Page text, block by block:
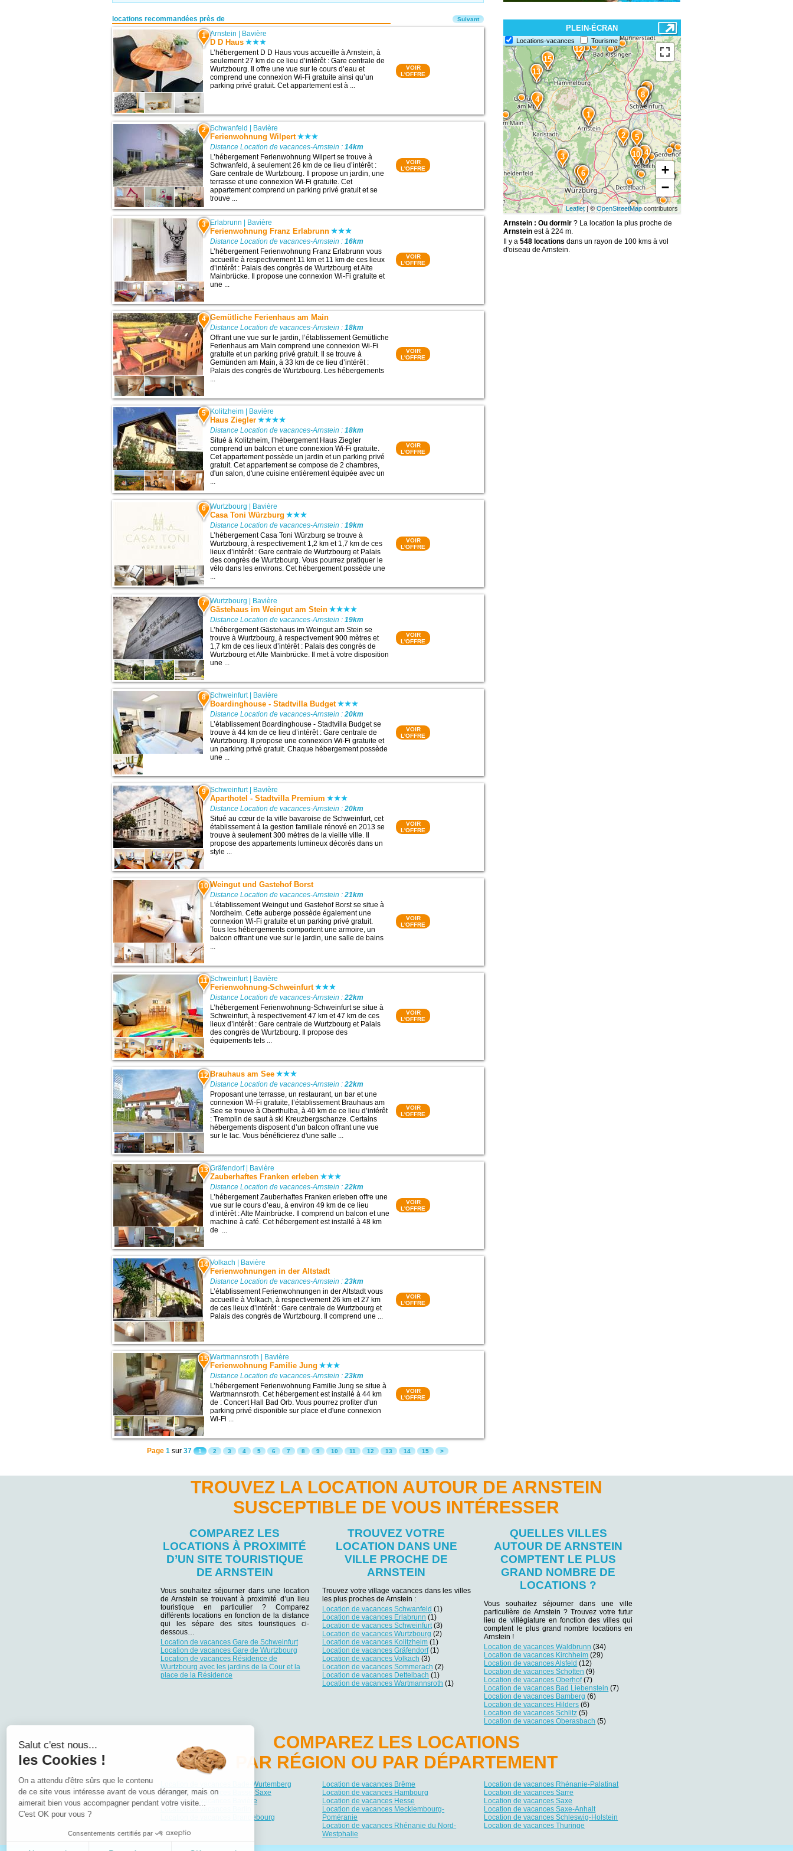
locations recommandées près de
1 Arnstein | Bavière
D D Haus
L’hébergement D D Haus vous accueille à Arnstein, à
seulement 27 km de ce lieu d’intérêt : Gare centrale de
Wurtzbourg. Il offre une vue sur le cours d’eau et
comprend une connexion Wi-Fi gratuite ainsi qu’un
parking privé gratuit. Cet appartement est à ...
VOIR
L'OFFRE
2 Schwanfeld | Bavière
Ferienwohnung Wilpert
Distance Location de vacances-Arnstein :14km
L’hébergement Ferienwohnung Wilpert se trouve à
Schwanfeld, à seulement 26 km de ce lieu d’intérêt :
Gare centrale de Wurtzbourg. Il propose un jardin, une
terrasse et une connexion Wi-Fi gratuite. Cet
appartement comprend un parking privé gratuit et se
trouve ...
VOIR
L'OFFRE
3 Erlabrunn Bavière
Ferienwohnung Franz Erlabrunn
Distance Location de vacances-Arnstein :16km
L’hébergement Ferienwohnung Franz Erlabrunn vous
accueille à respectivement 11 km et 11 km de ces lieux
d’intérêt : Palais des congrès de Wurtzbourg et Alte
Mainbrücke. Il propose une connexion Wi-Fi gratuite et
une ...
VOIR
L'OFFRE
4 Gemütliche Ferienhaus am Main
Distance Location de vacances-Arnstein :18km
Offrant une vue sur le jardin, l’établissement Gemütliche
Ferienhaus am Main comprend une connexion Wi-Fi
gratuite et un parking privé gratuit. Il se trouve à
Gemünden am Main, à 33 km de ce lieu d’intérêt :
Palais des congrès de Wurtzbourg. Les hébergements
...
VOIR
L'OFFRE
5 Kolitzheim Bavière
Haus Ziegler
Distance Location de vacances-Arnstein :18km
Situé à Kolitzheim, l’hébergement Haus Ziegler
comprend un balcon et une connexion Wi-Fi gratuite.
Cet appartement possède un jardin et un parking privé
gratuit. Cet appartement se compose de 2 chambres,
d'un salon, d'une cuisine entièrement équipée avec un
...
VOIR
L'OFFRE
6 Wurtzbourg | Bavière
Casa Toni Würzburg
Distance Location de vacances-Arnstein :19km
L’hébergement Casa Toni Würzburg se trouve à
Wurtzbourg, à respectivement 1,2 km et 1,7 km de ces
lieux d’intérêt : Gare centrale de Wurtzbourg et Palais
des congrès de Wurtzbourg. Vous pourrez pratiquer le
vélo dans les environs. Cet hébergement possède une
VOIR
L'OFFRE
7 Wurtzbourg | Bavière
Gästehaus im Weingut am Stein
Distance Location de vacances-Arnstein :19km
L’hébergement Gästehaus im Weingut am Stein se
trouve à Wurtzbourg, à respectivement 900 mètres et
1,7 km de ces lieux d’intérêt : Palais des congrès de
Wurtzbourg et Alte Mainbrücke. Il met à votre disposition
une ...
VOIR
L'OFFRE
8 Schweinfurt| Bavière
Boardinghouse - Stadtvilla Budget
Distance Location de vacances-Arnstein :20km
L’établissement Boardinghouse - Stadtvilla Budget se
trouve à 44 km de ce lieu d’intérêt : Gare centrale de
Wurtzbourg. Il propose une connexion Wi-Fi gratuite et
un parking privé gratuit. Chaque hébergement possède
une ...
VOIR
L'OFFRE
9 Schweinfurt| Bavière
Aparthotel - Stadtvilla Premium
Distance Location de vacances-Arnstein :20km
Situé au cœur de la ville bavaroise de Schweinfurt, cet
établissement à la gestion familiale rénové en 2013 se
trouve à seulement 300 mètres de la vieille ville. Il
propose des appartements lumineux décorés dans un
style ...
VOIR
L'OFFRE
10 Weingut und Gastehof Borst
Distance Location de vacances-Arnstein :21km
L'établissement Weingut und Gastehof Borst se situe à
Nordheim. Cette auberge possède également une
connexion Wi-Fi gratuite et un parking privé gratuit.
Tous les hébergements comportent une armoire, un
balcon offrant une vue sur le jardin, une salle de bains
...
VOIR
L'OFFRE
11 Schweinfurt| Bavière
Ferienwohnung-Schweinfurt
Distance Location de vacances-Arnstein :22km
L’hébergement Ferienwohnung-Schweinfurt se situe à
Schweinfurt, à respectivement 47 km et 47 km de ces
lieux d’intérêt : Gare centrale de Wurtzbourg et Palais
des congrès de Wurtzbourg. Il propose des
équipements tels ...
VOIR
L'OFFRE
12 Brauhaus am See
Distance Location de vacances-Arnstein :22km
Proposant une terrasse, un restaurant, un bar et une
connexion Wi-Fi gratuite, l’établissement Brauhaus am
See se trouve à Oberthulba, à 40 km de ce lieu d’intérêt
: Tremplin de saut à ski Kreuzbergschanze. Certains
hébergements disposent d’un balcon offrant une vue
sur le lac. Vous bénéficierez d'une salle ...
VOIR
L'OFFRE
13 Gräfendorf| Bavière
Zauberhaftes Franken erleben
Distance Location de vacances-Arnstein :22km
L’hébergement Zauberhaftes Franken erleben offre une
vue sur le cours d’eau, à environ 49 km de ce lieu
d’intérêt : Alte Mainbrücke. Il comprend un balcon et une
machine à café. Cet hébergement est installé à 48 km
de ...
VOIR
L'OFFRE
14 Volkach Bavière
Ferienwohnungen in der Altstadt
Distance Location de vacances-Arnstein :23km
L’établissement Ferienwohnungen in der Altstadt vous
accueille à Volkach, à respectivement 26 km et 27 km
de ces lieux d’intérêt : Gare centrale de Wurtzbourg et
Palais des congrès de Wurtzbourg. Il comprend une ...
VOIR
L'OFFRE
15 Wartmannsroth Bavière
Ferienwohnung Familie Jung
Distance Location de vacances-Arnstein :23km
L’hébergement Ferienwohnung Familie Jung se situe à
Wartmannsroth. Cet hébergement est installé à 44 km
de : Concert Hall Bad Orb. Vous pourrez profiter d'un
parking privé disponible sur place et d'une connexion
Wi-Fi ...
VOIR
L'OFFRE
Suivant
Page 1 sur37 1 2 3 4 5 6 7 8 9 10 11 12 13 14 15 >
PLEIN-ÉCRAN
Locations-vacances Tourisme
15
14
13
12
11
10
9
8
76
5
4
3
2
1
+
−
Leaflet | ©OpenStreetMapcontributors
Arnstein : Ou dormir? La location la plus proche de
Arnsteinest à 224 m.
Il y a 548 locations dans un rayon de 100 kms à vol
d'oiseau de Arnstein.
TROUVEZ LA LOCATION AUTOUR DE ARNSTEIN
SUSCEPTIBLE DE VOUS INTÉRESSER
COMPAREZ LES
LOCATIONS À PROXIMITÉ
D’UN SITE TOURISTIQUE
DE ARNSTEIN
Vous souhaitez séjourner dans une location
de Arnstein se trouvant à proximité d’un lieu
touristique en particulier ? Comparez
différents locations en fonction de la distance
qui les sépare des sites touristiques ci-
dessous…
Location de vacances Gare de Schweinfurt
Location de vacances Gare de Wurtzbourg
Location de vacances Résidence de
Wurtzbourg avec les jardins de la Cour et la
place de la Résidence
TROUVEZ VOTRE
LOCATION DANS UNE
VILLE PROCHE DE
ARNSTEIN
Trouvez votre village vacances dans les villes
les plus proches de Arnstein :
Location de vacances Schwanfeld (1)
Location de vacances Erlabrunn (1)
Location de vacances Schweinfurt (3)
Location de vacances Wurtzbourg (2)
Location de vacances Kolitzheim (1)
Location de vacances Gräfendorf(1)
Location de vacances Volkach (3)
Location de vacances Sommerach (2)
Location de vacances Dettelbach (1)
Location de vacances Wartmannsroth (1)
QUELLES VILLES
AUTOUR DE ARNSTEIN
COMPTENT LE PLUS
GRAND NOMBRE DE
LOCATIONS ?
Vous souhaitez séjourner dans une ville
particulière de Arnstein ? Trouvez votre futur
lieu de villégiature en fonction des villes qui
comptent le plus grand nombre locations en
Arnstein !
Location de vacances Waldbrunn (34)
Location de vacances Kirchheim (29)
Location de vacances Alsfeld (12)
Location de vacances Schotten (9)
Location de vacances Oberhof(7)
Location de vacances Bad Liebenstein (7)
Location de vacances Bamberg (6)
Location de vacances Hilders (6)
Location de vacances Schlitz (5)
Location de vacances Oberasbach (5)
COMPAREZ LES LOCATIONS
PAR RÉGION OU PAR DÉPARTEMENT
Location de vacances Bade-Wurtemberg
Location de vacances Basse-Saxe
Location de vacances Bavière
Location de vacances Brandebourg
Location de vacances Brême
Location de vacances Hambourg
Location de vacances Hesse
Location de vacances Mecklembourg-
Poméranie
Location de vacances Rhénanie du Nord-
Westphalie
Location de vacances Rhénanie-Palatinat
Location de vacances Sarre
Location de vacances Saxe
Location de vacances Saxe-Anhalt
Location de vacances Schleswig-Holstein
Location de vacances Thuringe
Salut c'est nous...
les Cookies !
On a attendu d'être sûrs que le contenu
de ce site vous intéresse avant de vous déranger, mais on
aimerait bien vous accompagner pendant votre visite...
C'est OK pour vous ?
Consentements certifiés par